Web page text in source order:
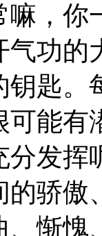
嘛，你
气功的
钥匙。
可能有
分发
的骄
、惭愧